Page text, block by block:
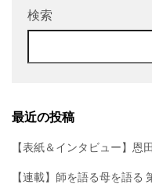
検索
最近の投稿
【表紙＆インタビュー】恩
【連載】師を語る母を語る